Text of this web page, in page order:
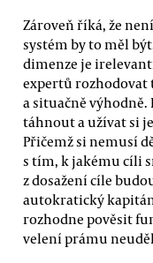
Zároveň říká, že
systém by to měl
dimenze je
expertů
a situačně
táhnout a užívat si
Přičemž si nemusí
s tím, k jakému cíli
z dosažení cíle
autokratický
rozhodne pověsit
velení prámu